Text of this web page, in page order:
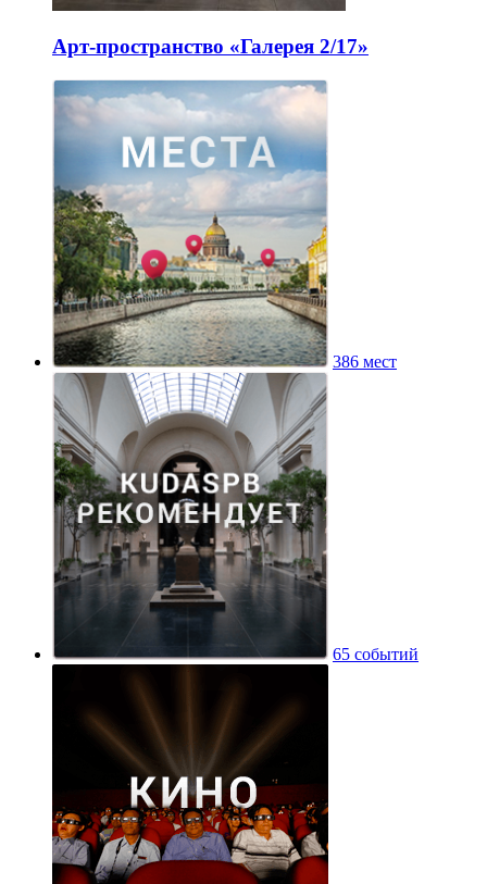
Арт-пространство «Галерея 2/17»
386 мест
65 событий